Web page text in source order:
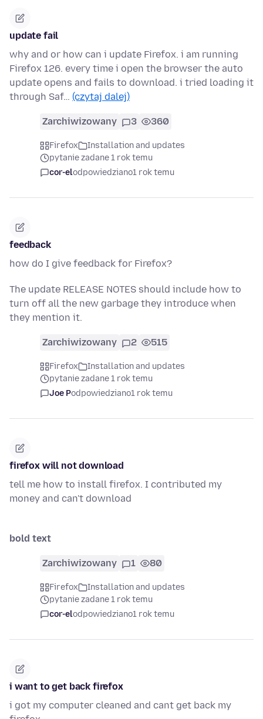
update fail
why and or how can i update Firefox. i am running
Firefox 126. every time i open the browser the auto
update opens and fails to download. i tried loading it
through Saf… (czytaj dalej)
Zarchiwizowany 3 360
Firefox
Installation and updates
pytanie zadane 1 rok temu
cor-elodpowiedziano1 rok temu
feedback
how do I give feedback for Firefox?
The update RELEASE NOTES should include how to
turn off all the new garbage they introduce when
they mention it.
Zarchiwizowany 2 515
Firefox
Installation and updates
pytanie zadane 1 rok temu
Joe Podpowiedziano1 rok temu
firefox will not download
tell me how to install firefox. I contributed my
money and can't download
bold text
Zarchiwizowany 1 80
Firefox
Installation and updates
pytanie zadane 1 rok temu
cor-elodpowiedziano1 rok temu
i want to get back firefox
i got my computer cleaned and cant get back my